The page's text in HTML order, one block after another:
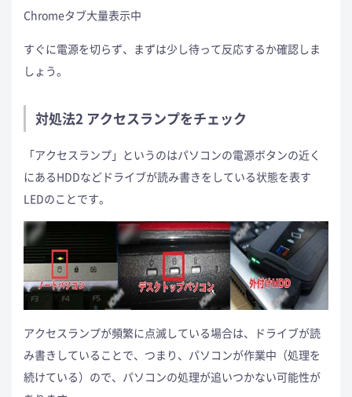
Chromeタブ大量表示中
すぐに電源を切らず、まずは少し待って反応するか確認しま
しょう。
対処法2 アクセスランプをチェック
「アクセスランプ」というのはパソコンの電源ボタンの近く
にあるHDDなどドライブが読み書きをしている状態を表す
LEDのことです。
アクセスランプが頻繁に点滅している場合は、ドライブが読
み書きしていることで、つまり、パソコンが作業中（処理を
続けている）ので、パソコンの処理が追いつかない可能性が